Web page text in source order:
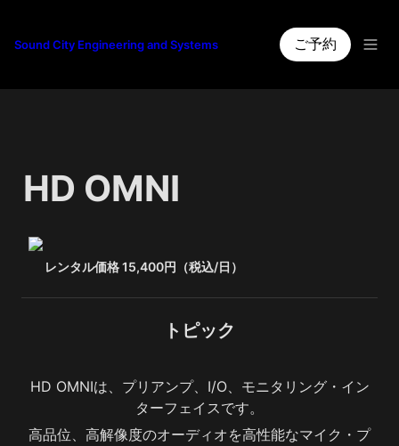
Sound City Engineering and Systems ご予約
HD OMNI
レンタル価格 15,400円（税込/日）
トピック
HD OMNIは、プリアンプ、I/O、モニタリング・イン
ターフェイスです。
高品位、高解像度のオーディオを高性能なマイク・プ